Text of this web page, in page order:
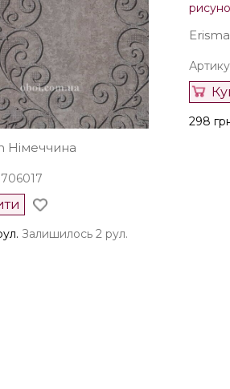
Німеччина
Залишилось 2 рул.
298